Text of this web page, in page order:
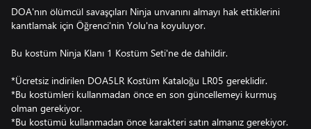
DOA'nın ölümcül savaşçıları Ninja unvanını almayı hak ettiklerini
kanıtlamak için Öğrenci'nin Yolu'na koyuluyor.
Bu kostüm Ninja Klanı 1 Kostüm Seti'ne de dahildir.
*Ücretsiz indirilen DOA5LR Kostüm Kataloğu LR05 gereklidir.
*Bu kostümleri kullanmadan önce en son güncellemeyi kurmuş
olman gerekiyor.
*Bu kostümü kullanmadan önce karakteri satın almanız gerekiyor.